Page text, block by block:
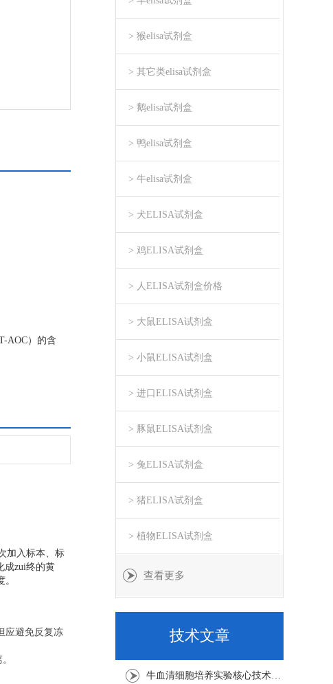
AOC）的含
加入标本、标
成zui终的黄
应避免反复冻
> 猴elisa试剂盒
> 其它类elisa试剂盒
> 鹅elisa试剂盒
> 鸭elisa试剂盒
> 牛elisa试剂盒
> 犬ELISA试剂盒
> 鸡ELISA试剂盒
> 人ELISA试剂盒价格
> 大鼠ELISA试剂盒
> 小鼠ELISA试剂盒
> 进口ELISA试剂盒
> 豚鼠ELISA试剂盒
> 兔ELISA试剂盒
> 猪ELISA试剂盒
> 植物ELISA试剂盒
查看更多
技术文章
牛血清细胞培养实验核心技术要点